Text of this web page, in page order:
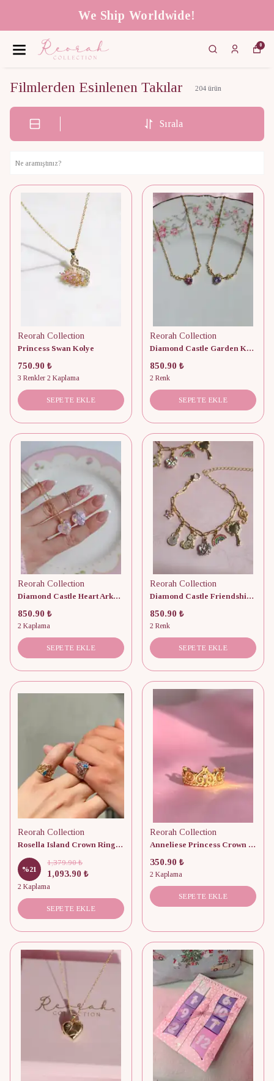
We Ship Worldwide!
0
Filmlerden Esinlenen Takılar 204 ürün
Sırala
Reorah Collection
Princess Swan Kolye
750.90 ₺
3 Renkler 2 Kaplama
SEPETE EKLE
Reorah Collection
Diamond Castle Garden Kolye
850.90 ₺
2 Renk
SEPETE EKLE
Reorah Collection
Diamond Castle Heart Arkadaşlık Kolye
850.90 ₺
2 Kaplama
SEPETE EKLE
Reorah Collection
Diamond Castle Friendship Bileklik
850.90 ₺
2 Renk
SEPETE EKLE
Reorah Collection
Rosella Island Crown Ring 925 Gümüş-Serçe Parmak Yüzüğü
%21
1,379.90 ₺
1,093.90 ₺
2 Kaplama
SEPETE EKLE
Reorah Collection
Anneliese Princess Crown Yüzük
350.90 ₺
2 Kaplama
SEPETE EKLE